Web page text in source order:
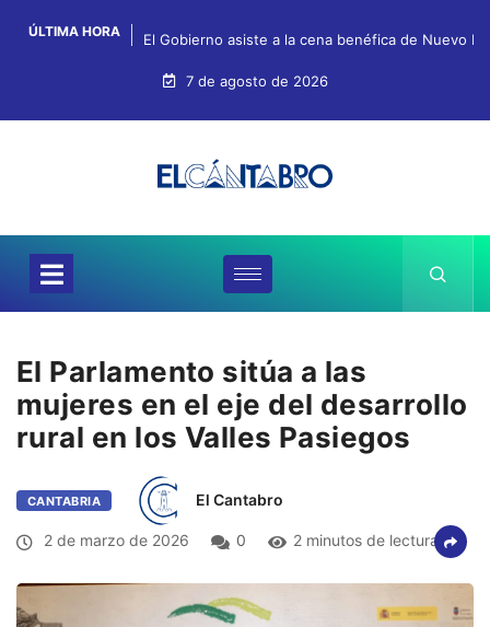
ÚLTIMA HORA El Gobierno asiste a la cena benéfica de Nuevo
7 de agosto de 2026
El Parlamento sitúa a las
mujeres en el eje del desarrollo
rural en los Valles Pasiegos
CANTABRIA El Cantabro
2 de marzo de 2026 0 2 minutos de lectura